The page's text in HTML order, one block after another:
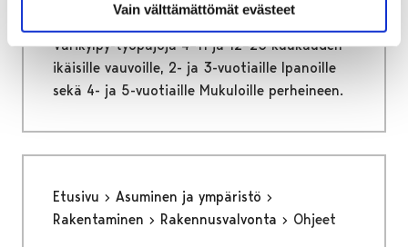
Vain välttämättömät evästeet
Värikylpy-työpajoja 4–11 ja 12–23 kuukauden
ikäisille vauvoille, 2- ja 3-vuotiaille Ipanoille
sekä 4- ja 5-vuotiaille Mukuloille perheineen.
Etusivu
Asuminen ja ympäristö
Rakentaminen
Rakennusvalvonta Ohjeet